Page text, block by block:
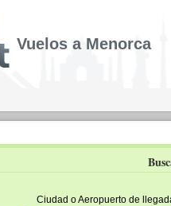
Vuelos a Menorca
Ciudad o Aeropuerto de